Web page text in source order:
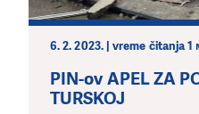
6. 2. 2023. | vreme čitanja 1
PIN-ov APEL ZA
TURSKOJ